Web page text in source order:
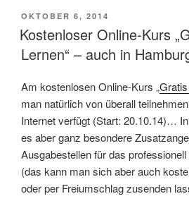
VERÖFFENTLICHT
AM
OKTOBER 6, 2014
Kostenloser Online-Kurs
Lernen“ – auch in
Am kostenlosen Online-Kurs „
man natürlich von überall
Internet verfügt (Start: 20.10.14)…
es aber ganz besondere
Ausgabestellen für das
(das kann man sich aber auch
oder per Freiumschlag zusenden